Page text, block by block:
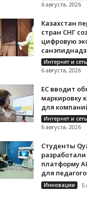
6 августа, 2026
Казахстан
стран СНГ
цифровую
Интернет и сеть
6 августа, 2026
ЕС вводит
маркировку
для
Интернет и сеть
6 августа, 2026
Студенты
платформу
для
Инновации 5